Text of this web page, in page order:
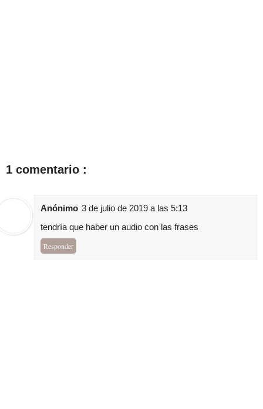
1 comentario :
Anónimo 3 de julio de 2019 a las 5:13
tendría que haber un audio con las frases
Responder